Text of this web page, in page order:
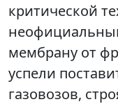
критической
мембрану от
успели
газовозов,